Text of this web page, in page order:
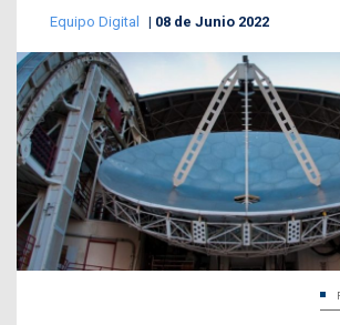
Equipo Digital 08 de Junio 2022